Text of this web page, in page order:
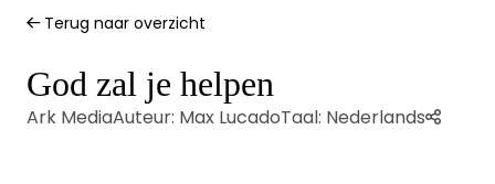
Terug naar overzicht
God zal je helpen
Ark MediaAuteur: Max LucadoTaal: Nederlands